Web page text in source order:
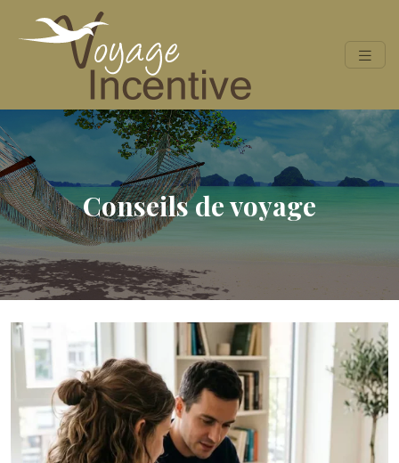
Conseils de voyage